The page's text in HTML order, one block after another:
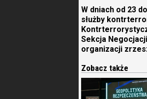
W dniach od 23
służby
Sekcja
organizacji
Zobacz także